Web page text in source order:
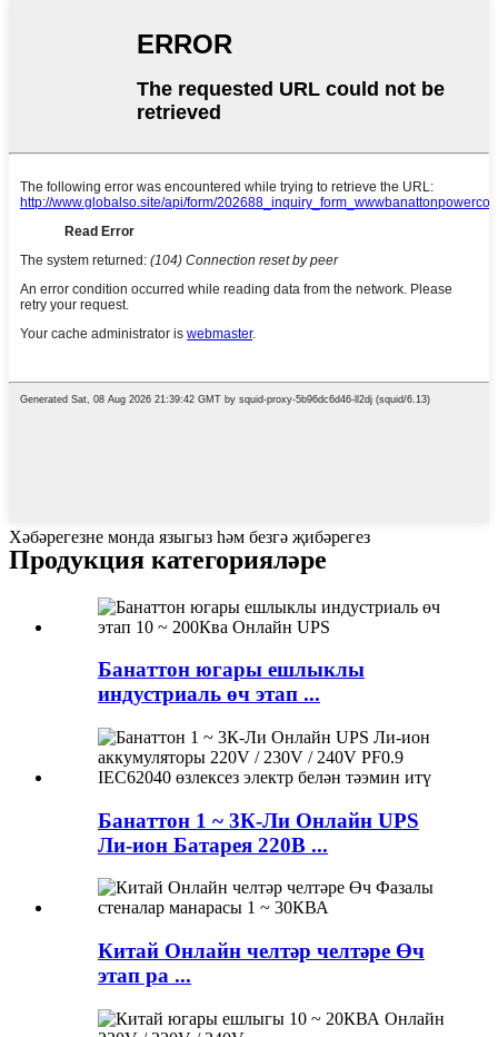
Хәбәрегезне монда языгыз һәм безгә җибәрегез
Продукция категорияләре
Банаттон югары ешлыклы
индустриаль өч этап ...
Банаттон 1 ~ 3К-Ли Онлайн UPS
Ли-ион Батарея 220В ...
Китай Онлайн челтәр челтәре Өч
этап ра ...